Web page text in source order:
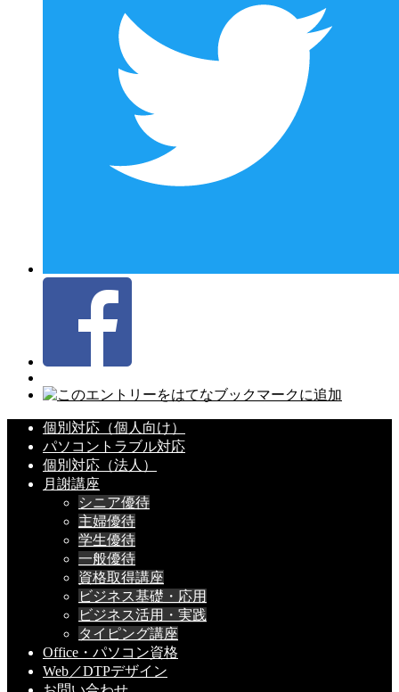
個別対応（個人向け）
パソコントラブル対応
個別対応（法人）
月謝講座
シニア優待
主婦優待
学生優待
一般優待
資格取得講座
ビジネス基礎・応用
ビジネス活用・実践
タイピング講座
Office・パソコン資格
Web／DTPデザイン